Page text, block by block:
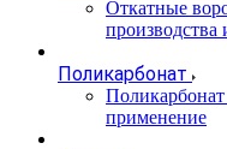
Откатные
производства
Поликарбонат
применение